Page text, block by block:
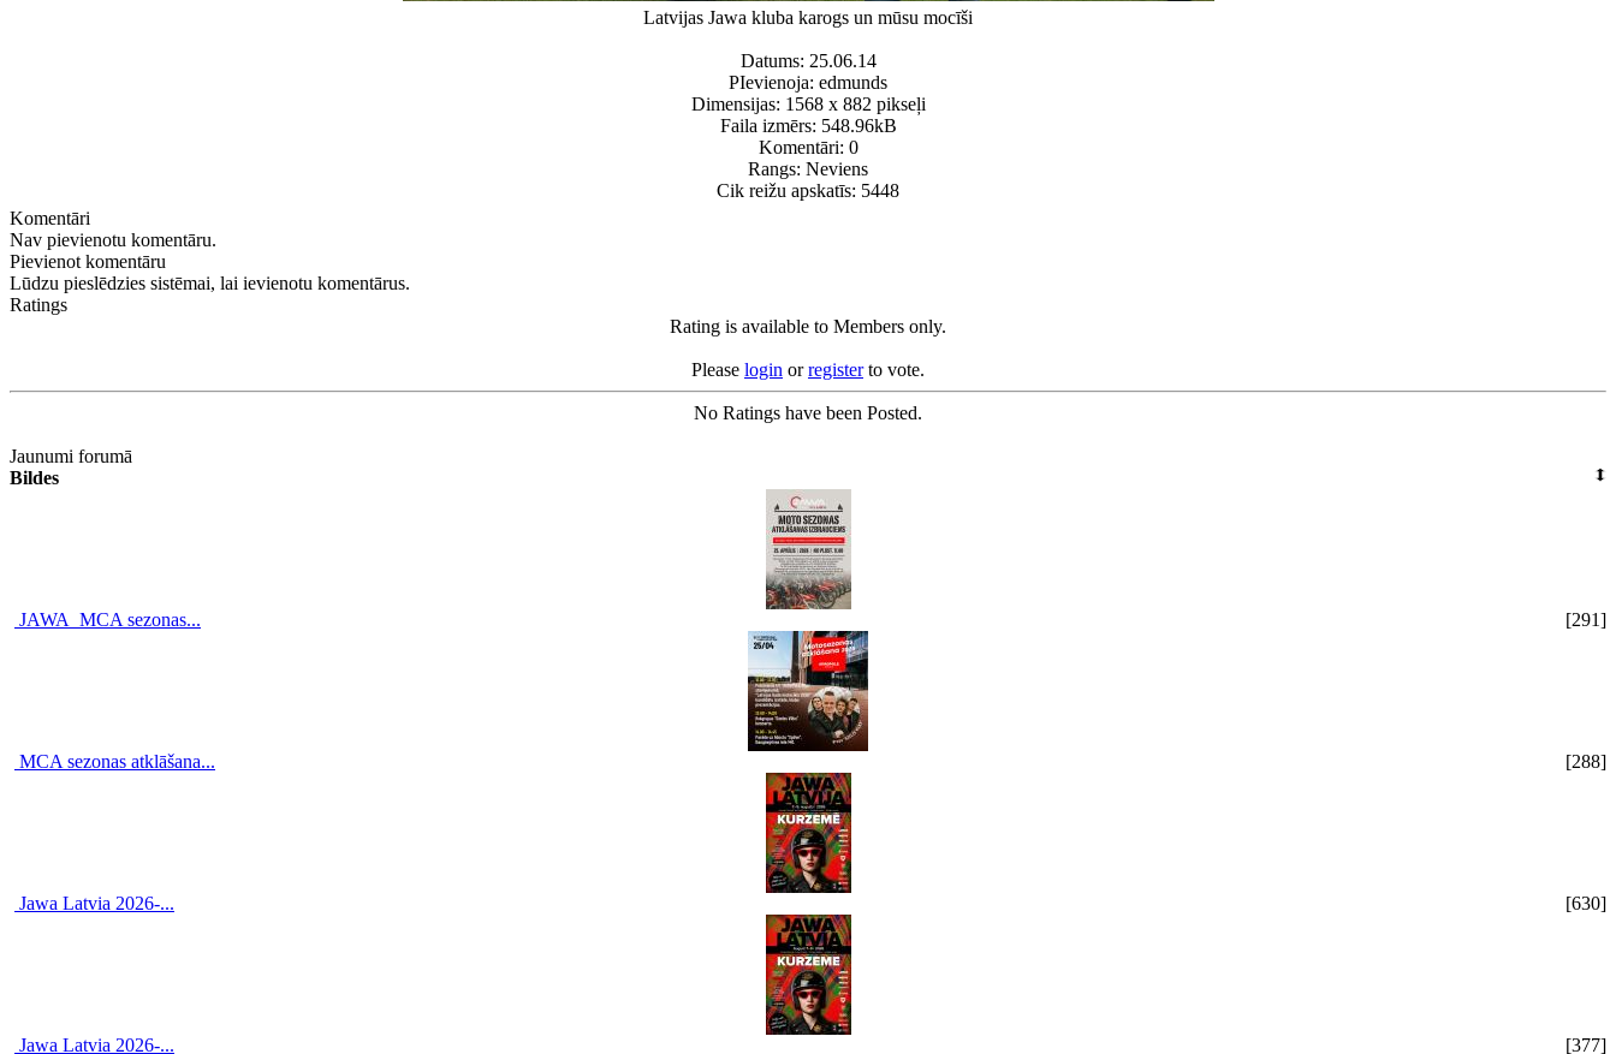
Latvijas Jawa kluba karogs un mūsu mocīši
Datums: 25.06.14
PIevienoja: edmunds
Dimensijas: 1568 x 882 pikseļi
Faila izmērs: 548.96kB
Komentāri: 0
Rangs: Neviens
Cik reižu apskatīs: 5448
Komentāri
Nav pievienotu komentāru.
Pievienot komentāru
Lūdzu pieslēdzies sistēmai, lai ievienotu komentārus.
Ratings
Rating is available to Members only.
Please login orregisterto vote.
No Ratings have been Posted.
Jaunumi forumā
Bildes
JAWA_MCA sezonas... [291]
MCA sezonas atklāšana... [288]
Jawa Latvia 2026-... [630]
Jawa Latvia 2026-... [377]